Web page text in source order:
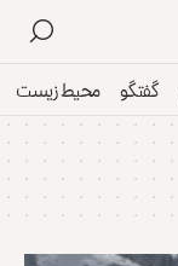
گفتگو محیط زیست